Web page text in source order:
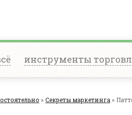
инструменты
» Секреты маркетинга »